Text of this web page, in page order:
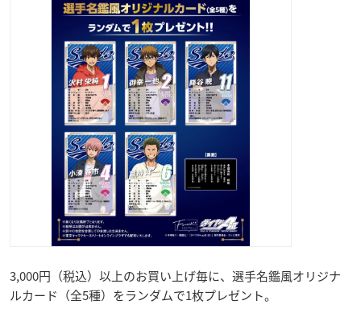
3,000円（税込）以上のお買い上げ毎に、選手名鑑風オリジナ
ルカード（全5種）をランダムで1枚プレゼント。